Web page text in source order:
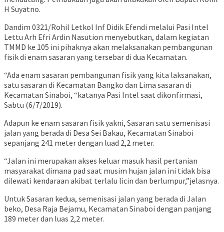
H Suyatno.
Dandim 0321/Rohil Letkol Inf Didik Efendi melalui Pasi Intel
Lettu Arh Efri Ardin Nasution menyebutkan, dalam kegiatan
TMMD ke 105 ini pihaknya akan melaksanakan pembangunan
fisik di enam sasaran yang tersebar di dua Kecamatan.
“Ada enam sasaran pembangunan fisik yang kita laksanakan,
satu sasaran di Kecamatan Bangko dan Lima sasaran di
Kecamatan Sinaboi, “katanya Pasi Intel saat dikonfirmasi,
Sabtu (6/7/2019).
Adapun ke enam sasaran fisik yakni, Sasaran satu semenisasi
jalan yang berada di Desa Sei Bakau, Kecamatan Sinaboi
sepanjang 241 meter dengan luad 2,2 meter.
“Jalan ini merupakan akses keluar masuk hasil pertanian
masyarakat dimana pad saat musim hujan jalan ini tidak bisa
dilewati kendaraan akibat terlalu licin dan berlumpur,”jelasnya.
Untuk Sasaran kedua, semenisasi jalan yang berada di Jalan
beko, Desa Raja Bejamu, Kecamatan Sinaboi dengan panjang
189 meter dan luas 2,2 meter.